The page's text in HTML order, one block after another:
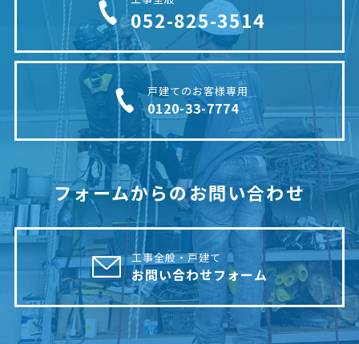
052-825-3514
戸建てのお客様専用
0120-33-7774
フォームからのお問い合わせ
工事全般・戸建て
お問い合わせフォーム